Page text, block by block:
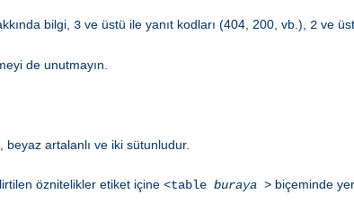
bilgi, 3 ve üstü ile yanıt kodları (404, 200, vb.), 2 ve
de unutmayın.
beyaz artalanlı ve iki sütunludur.
öznitelikler etiket içine <table buraya > biçeminde